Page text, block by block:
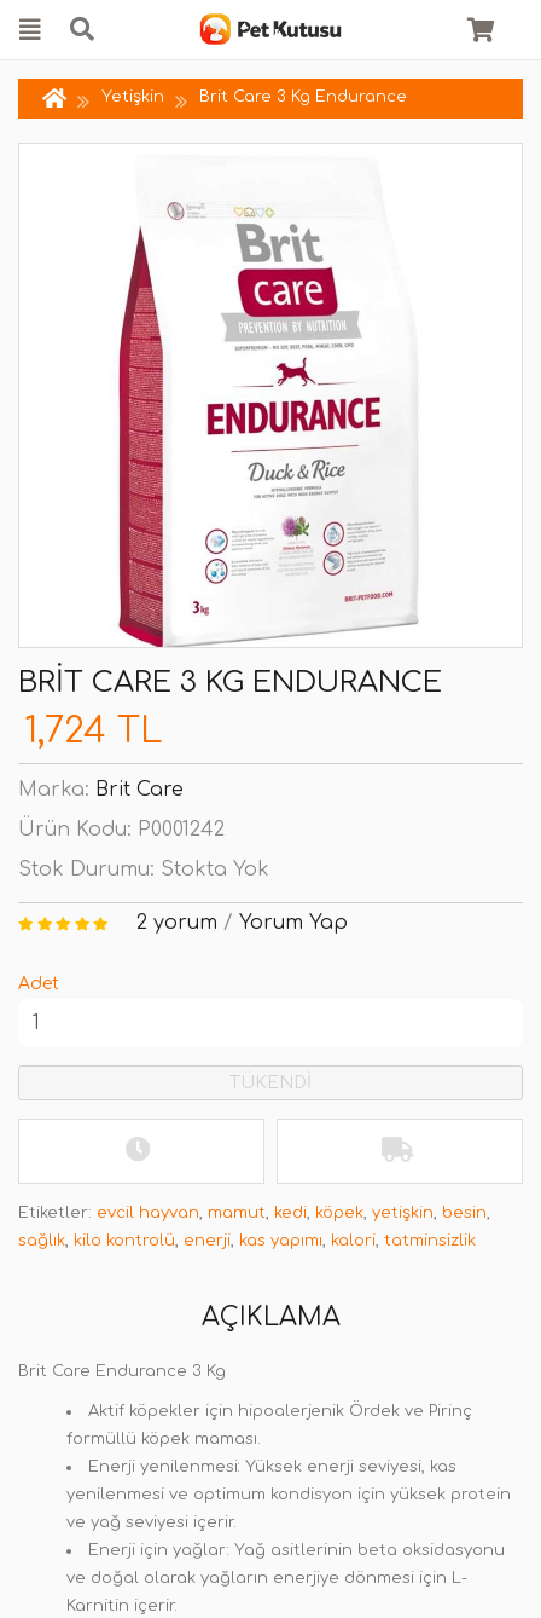
Yetişkin Brit Care 3 Kg Endurance
BRIT CARE 3 KG ENDURANCE
1,724 TL
Marka: Brit Care
Ürün Kodu: P0001242
Stok Durumu: Stokta Yok
2 yorum / Yorum Yap
Adet
TÜKENDİ
Etiketler: evcil hayvan, mamut, kedi, köpek, yetişkin, besin,
sağlık, kilo kontrolü, enerji, kas yapımı, kalori, tatminsizlik
AÇIKLAMA
Brit Care Endurance 3 Kg
Aktif köpekler için hipoalerjenik Ördek ve Pirinç
formüllü köpek maması.
Enerji yenilenmesi: Yüksek enerji seviyesi, kas
yenilenmesi ve optimum kondisyon için yüksek protein
ve yağ seviyesi içerir.
Enerji için yağlar: Yağ asitlerinin beta oksidasyonu
ve doğal olarak yağların enerjiye dönmesi için L-
Karnitin içerir.